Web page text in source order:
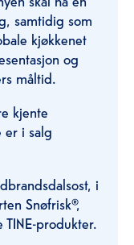
samtidig som
kjøkkenet
og
måltid.
kjente
er i salg
i
Snøfrisk®,
produkter.